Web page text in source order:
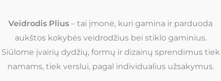
Veidrodis Plius – tai įmonė, kuri gamina ir parduoda
aukštos kokybės veidrodžius bei stiklo gaminius.
Siūlome įvairių dydžių, formų ir dizainų sprendimus tiek
namams, tiek verslui, pagal individualius užsakymus.